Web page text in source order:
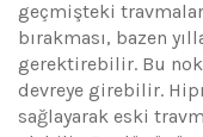
geçmişteki
bırakması, bazen
gerektirebilir. Bu
devreye girebilir.
sağlayarak eski